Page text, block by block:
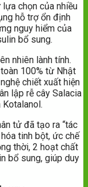
chọn của nhiều
hỗ trợ ổn định
nguy hiểm của
bổ sung.
nhiên lành tính.
100% từ Nhật
chiết xuất hiện
lập rễ cây Salacia
Kotalanol.
tử đã tạo ra “tác
tinh bột, ức chế
thời, 2 hoạt chất
bổ sung, giúp duy